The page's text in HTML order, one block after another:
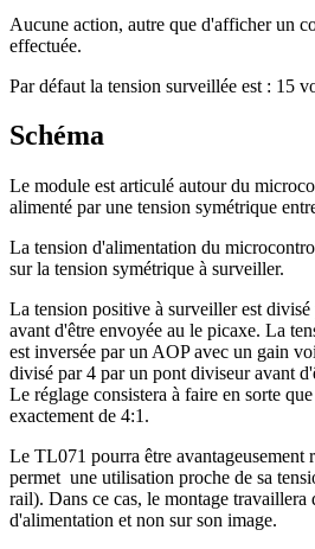
Aucune action, autre que d'afficher un
effectuée.
Par défaut la tension surveillée est : 15
Schéma
Le module est articulé autour du
alimenté par une tension symétrique
La tension d'alimentation du
sur la tension symétrique à surveiller.
La tension positive à surveiller est
avant d'être envoyée au le picaxe. La
est inversée par un AOP avec un gain
divisé par 4 par un pont diviseur avant
Le réglage consistera à faire en sorte
exactement de 4:1.
Le TL071 pourra être avantageusement
permet une utilisation proche de sa
rail). Dans ce cas, le montage travaillera
d'alimentation et non sur son image.